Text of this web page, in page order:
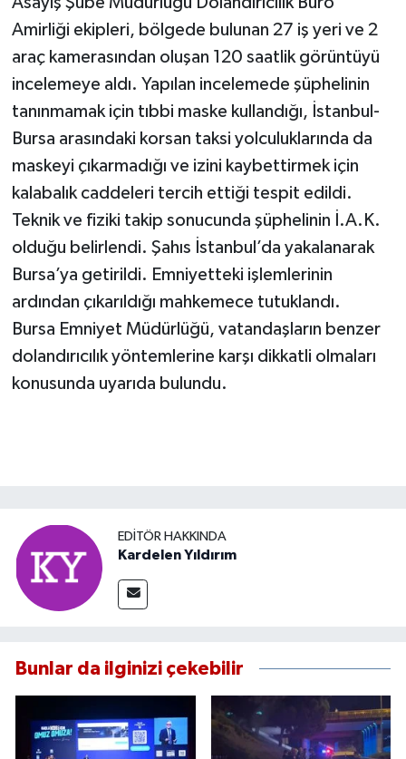
Amirliği ekipleri, bölgede bulunan 27 iş yeri ve 2
araç kamerasından oluşan 120 saatlik görüntüyü
incelemeye aldı. Yapılan incelemede şüphelinin
tanınmamak için tıbbi maske kullandığı, İstanbul-
Bursa arasındaki korsan taksi yolculuklarında da
maskeyi çıkarmadığı ve izini kaybettirmek için
kalabalık caddeleri tercih ettiği tespit edildi.
Teknik ve fiziki takip sonucunda şüphelinin İ.A.K.
olduğu belirlendi. Şahıs İstanbul’da yakalanarak
Bursa’ya getirildi. Emniyetteki işlemlerinin
ardından çıkarıldığı mahkemece tutuklandı.
Bursa Emniyet Müdürlüğü, vatandaşların benzer
dolandırıcılık yöntemlerine karşı dikkatli olmaları
konusunda uyarıda bulundu.
EDITÖR HAKKINDA
Kardelen Yıldırım
Bunlar da ilginizi çekebilir